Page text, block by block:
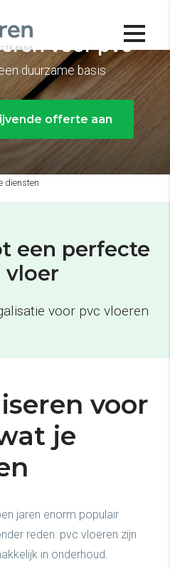
voor pvc
duurzame basis
offerte aan
diensten
een perfecte
vloer
voor pvc vloeren
voor
je
jaren enorm populair
reden: pvc vloeren zijn
in onderhoud.